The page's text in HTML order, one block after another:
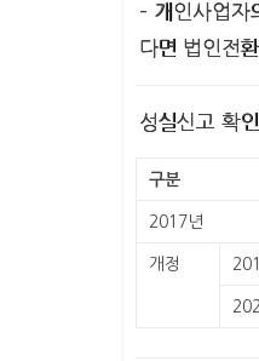
– 개인사업
다면 법인전
성실신고 확
구분
2017년
개정